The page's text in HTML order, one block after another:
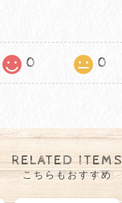
0 0
RELATED ITEMS
こちらもおすすめ